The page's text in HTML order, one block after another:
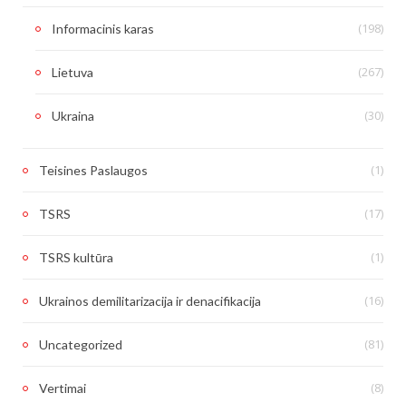
Informacinis karas (198)
Lietuva (267)
Ukraina (30)
Teisines Paslaugos (1)
TSRS (17)
TSRS kultūra (1)
Ukrainos demilitarizacija ir denacifikacija (16)
Uncategorized (81)
Vertimai (8)